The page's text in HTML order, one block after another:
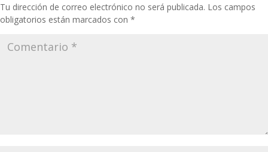
Tu dirección de correo electrónico no será publicada. Los campos
obligatorios están marcados con *